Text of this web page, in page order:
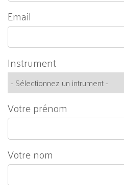
Email
Instrument
Votre prénom
Votre nom